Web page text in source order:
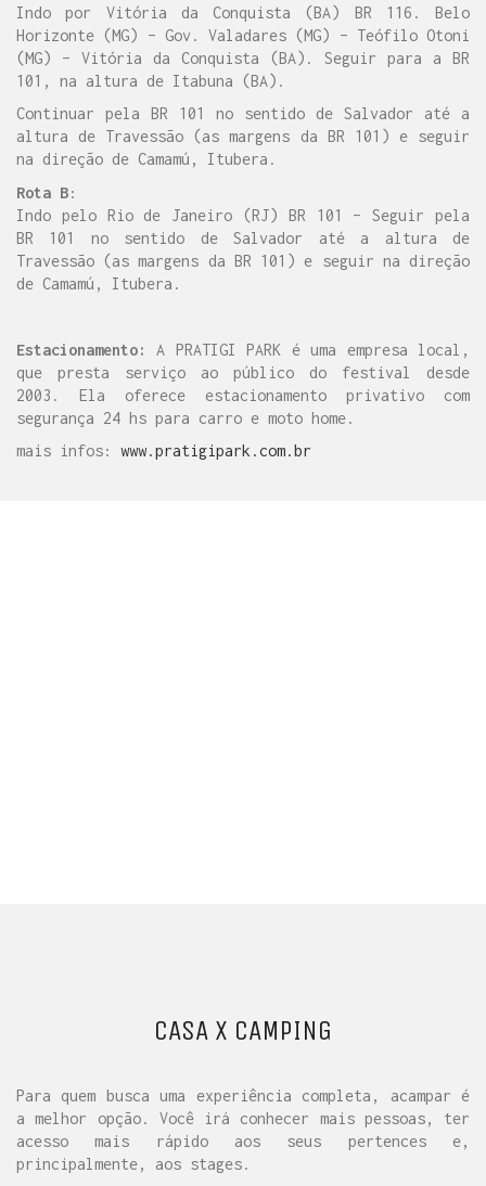
Indo por Vitória da Conquista (BA) BR 116. Belo
Horizonte (MG) – Gov. Valadares (MG) – Teófilo Otoni
(MG) – Vitória da Conquista (BA). Seguir para a BR
101, na altura de Itabuna (BA).
Continuar pela BR 101 no sentido de Salvador até a
altura de Travessão (as margens da BR 101) e seguir
na direção de Camamú, Itubera.
Rota B:
Indo pelo Rio de Janeiro (RJ) BR 101 – Seguir pela
BR 101 no sentido de Salvador até a altura de
Travessão (as margens da BR 101) e seguir na direção
de Camamú, Itubera.
Estacionamento:A PRATIGI PARK é uma empresa local,
que presta serviço ao público do festival desde
2003. Ela oferece estacionamento privativo com
segurança 24 hs para carro e moto home.
mais infos: www.pratigipark.com.br
CASA X CAMPING
Para quem busca uma experiência completa, acampar é
a melhor opção. Você irá conhecer mais pessoas, ter
acesso mais rápido aos seus pertences e,
principalmente, aos stages.